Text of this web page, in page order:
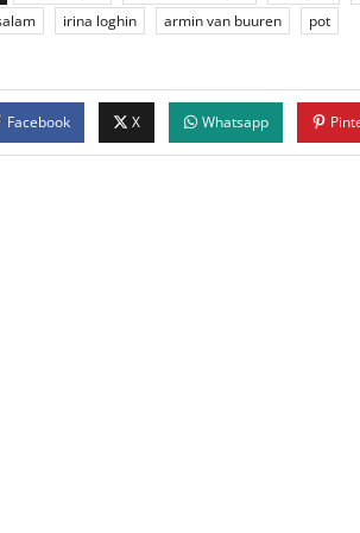
irina loghin armin van buuren pot
Facebook X Whatsapp